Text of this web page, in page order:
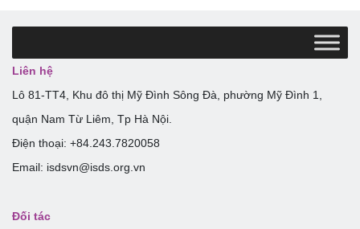
Liên hệ
Lô 81-TT4, Khu đô thị Mỹ Đình Sông Đà, phường Mỹ Đình 1,
quận Nam Từ Liêm, Tp Hà Nội.
Điện thoại: +84.243.7820058
Email: isdsvn@isds.org.vn
Đối tác